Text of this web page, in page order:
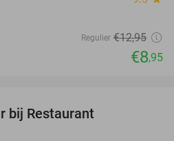
Regulier €12,95
€8,95
bij Restaurant